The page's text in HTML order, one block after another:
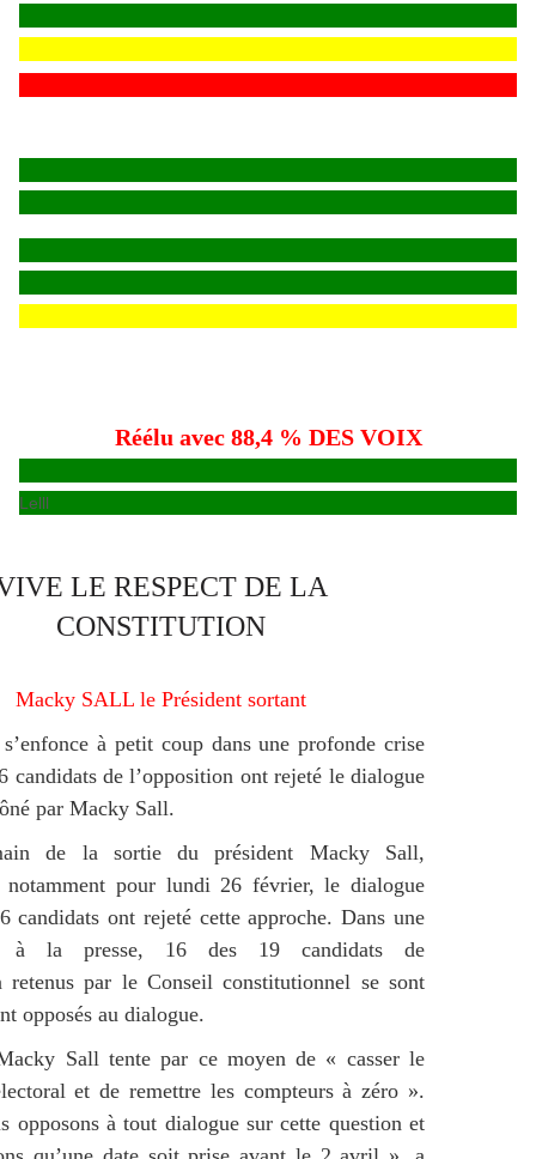
Réélu avec 88,4 % DES VOIX
Lelll
LE RESPECT DE LA
CONSTITUTION
Macky SALL le Président sortant
à petit coup dans une profonde crise
candidats de l’opposition ont rejeté le dialogue
par Macky Sall.
de la sortie du président Macky Sall,
notamment pour lundi 26 février, le dialogue
candidats ont rejeté cette approche. Dans une
à la presse, 16 des 19 candidats de
retenus par le Conseil constitutionnel se sont
opposés au dialogue.
Sall tente par ce moyen de « casser le
et de remettre les compteurs à zéro ».
opposons à tout dialogue sur cette question et